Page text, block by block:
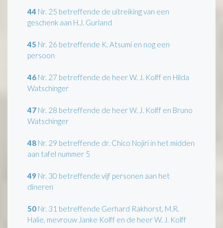
44 Nr. 25 betreffende de uitreiking van een
geschenk aan H.J. Gurland
45 Nr. 26 betreffende K. Atsumi en nog een
persoon
46 Nr. 27 betreffende de heer W. J. Kolff en Hilda
Watschinger
47 Nr. 28 betreffende de heer W. J. Kolff en Bruno
Watschinger
48 Nr. 29 betreffende dr. Chico Nojiri in het midden
aan tafel nummer 5
49 Nr. 30 betreffende vijf personen aan het
dineren
50 Nr. 31 betreffende Gerhard Rakhorst, M.R.
Halie, mevrouw Janke Kolff en de heer W. J. Kolff